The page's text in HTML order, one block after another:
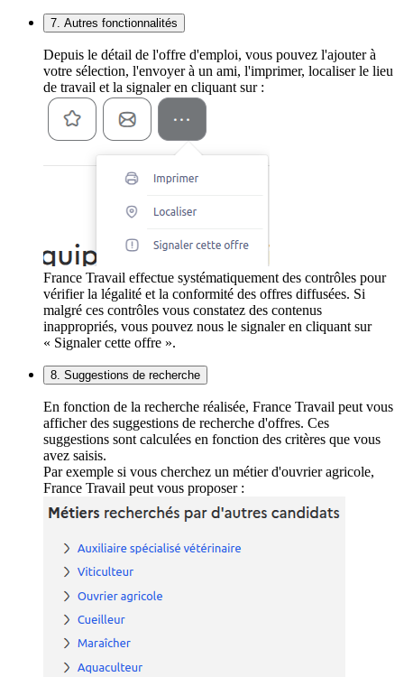
7. Autres fonctionnalités
Depuis le détail de l'offre d'emploi, vous pouvez l'ajouter à
votre sélection, l'envoyer à un ami, l'imprimer, localiser le lieu
de travail et la signaler en cliquant sur :
France Travail effectue systématiquement des contrôles pour
vérifier la légalité et la conformité des offres diffusées. Si
malgré ces contrôles vous constatez des contenus
inappropriés, vous pouvez nous le signaler en cliquant sur
« Signaler cette offre ».
8. Suggestions de recherche
En fonction de la recherche réalisée, France Travail peut vous
afficher des suggestions de recherche d'offres. Ces
suggestions sont calculées en fonction des critères que vous
avez saisis.
Par exemple si vous cherchez un métier d'ouvrier agricole,
France Travail peut vous proposer :